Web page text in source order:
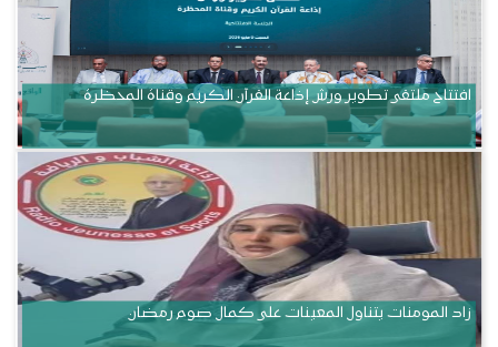
افتتاح ملتقى تطوير ورش إذاعة القرآن الكريم وقناة المحظرة
زاد المومنات يتناول المعينات على كمال صوم رمضان